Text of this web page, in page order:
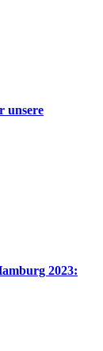
unsere
2023: